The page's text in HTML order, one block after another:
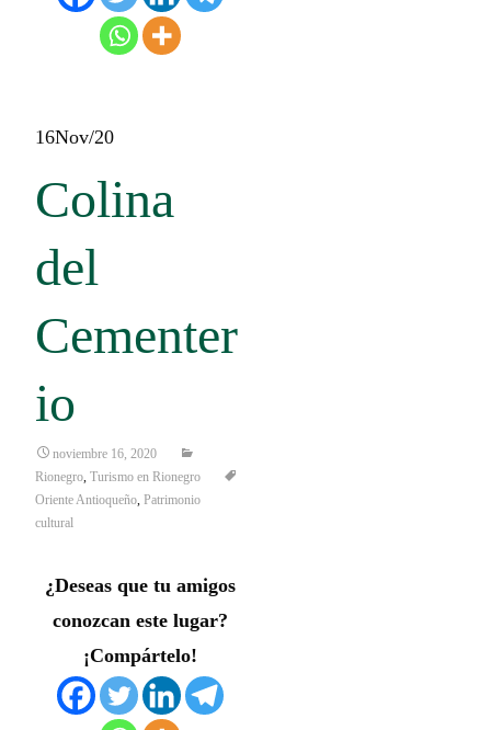
16Nov/20
Colina
del
Cementer
io
noviembre 16, 2020
Rionegro Turismo en Rionegro
Oriente Antioqueño Patrimonio
cultural
¿Deseas que tu amigos
conozcan este lugar?
¡Compártelo!